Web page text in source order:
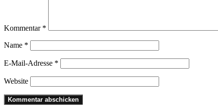
Kommentar *
Name *
E-Mail-Adresse *
Website